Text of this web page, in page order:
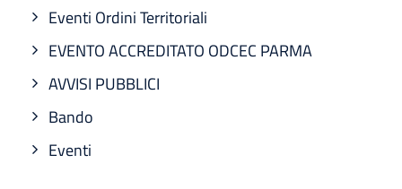
Eventi Ordini Territoriali
EVENTO ACCREDITATO ODCEC PARMA
AVVISI PUBBLICI
Bando
Eventi